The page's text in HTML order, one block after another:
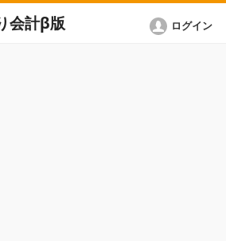
会計β版 ログイン